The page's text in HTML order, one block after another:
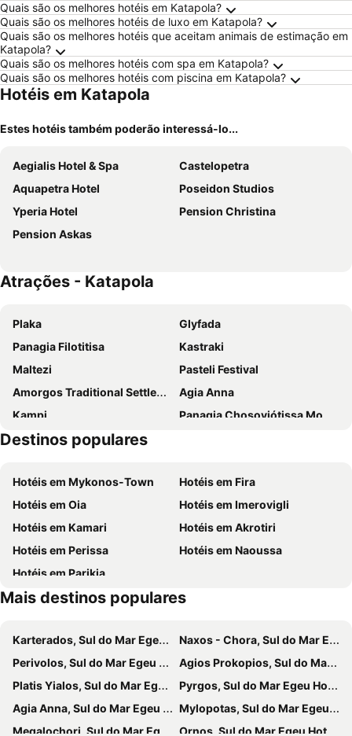
Quais são os melhores hotéis em Katapola?
Quais são os melhores hotéis de luxo em Katapola?
Quais são os melhores hotéis que aceitam animais de estimação em
Katapola?
Quais são os melhores hotéis com spa em Katapola?
Quais são os melhores hotéis com piscina em Katapola?
Hotéis em Katapola
Estes hotéis também poderão interessá-lo...
Aegialis Hotel & Spa
Castelopetra
Aquapetra Hotel
Poseidon Studios
Yperia Hotel
Pension Christina
Pension Askas
Atrações - Katapola
Plaka
Glyfada
Panagia Filotitisa
Kastraki
Μaltezi
Pasteli Festival
Amorgos Traditional Settlement
Αgia Anna
Kampi
Panagia Chosoviótissa Monastery
Mouros
Stauros
Ormos Aigialis
The fisherman's festival
Timios Savros
Traditional Settlement of Agios Georgios
Destinos populares
Hotéis em Mykonos-Town
Hotéis em Fira
Hotéis em Oia
Hotéis em Imerovigli
Hotéis em Kamari
Hotéis em Akrotiri
Hotéis em Perissa
Hotéis em Naoussa
Hotéis em Parikia
Mais destinos populares
Karterados, Sul do Mar Egeu Hotéis
Naxos - Chora, Sul do Mar Egeu Hotéis
Perivolos, Sul do Mar Egeu Hotéis
Agios Prokopios, Sul do Mar Egeu Hotéis
Platis Yialos, Sul do Mar Egeu Hotéis
Pyrgos, Sul do Mar Egeu Hotéis
Agia Anna, Sul do Mar Egeu Hotéis
Mylopotas, Sul do Mar Egeu Hotéis
Megalochori, Sul do Mar Egeu Hotéis
Ornos, Sul do Mar Egeu Hotéis